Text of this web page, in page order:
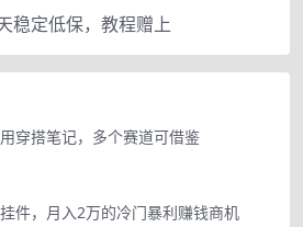
稳定低保，教程赠上
穿搭笔记，多个赛道可借鉴
件，月入2万的冷门暴利赚钱商机